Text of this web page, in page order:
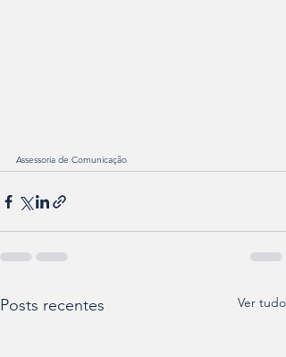
Assessoria de Comunicação
Posts recentes Ver tudo